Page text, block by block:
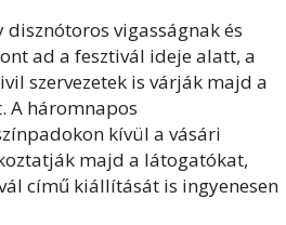
disznótoros vigasságnak és
ad a fesztivál ideje alatt, a
szervezetek is várják majd a
A háromnapos
kívül a vásári
majd a látogatókat,
című kiállítását is ingyenesen